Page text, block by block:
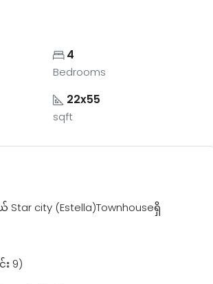
4
Bedrooms
22x55
sqft
city (Estella)Townhouseရှိ
း 9)